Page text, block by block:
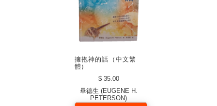
擁抱神的話（中文繁
體）
$ 35.00
畢德生 (EUGENE H.
PETERSON)